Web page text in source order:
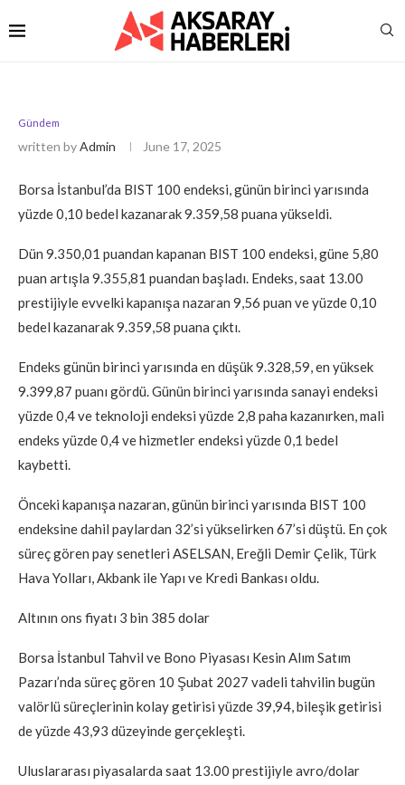
Gündem
written byAdmin June 17, 2025
Borsa İstanbul’da BIST 100 endeksi, günün birinci yarısında
yüzde 0,10 bedel kazanarak 9.359,58 puana yükseldi.
Dün 9.350,01 puandan kapanan BIST 100 endeksi, güne 5,80
puan artışla 9.355,81 puandan başladı. Endeks, saat 13.00
prestijiyle evvelki kapanışa nazaran 9,56 puan ve yüzde 0,10
bedel kazanarak 9.359,58 puana çıktı.
Endeks günün birinci yarısında en düşük 9.328,59, en yüksek
9.399,87 puanı gördü. Günün birinci yarısında sanayi endeksi
yüzde 0,4 ve teknoloji endeksi yüzde 2,8 paha kazanırken, mali
endeks yüzde 0,4 ve hizmetler endeksi yüzde 0,1 bedel
kaybetti.
Önceki kapanışa nazaran, günün birinci yarısında BIST 100
endeksine dahil paylardan 32’si yükselirken 67’si düştü. En çok
süreç gören pay senetleri ASELSAN, Ereğli Demir Çelik, Türk
Hava Yolları, Akbank ile Yapı ve Kredi Bankası oldu.
Altının ons fiyatı 3 bin 385 dolar
Borsa İstanbul Tahvil ve Bono Piyasası Kesin Alım Satım
Pazarı’nda süreç gören 10 Şubat 2027 vadeli tahvilin bugün
valörlü süreçlerinin kolay getirisi yüzde 39,94, bileşik getirisi
de yüzde 43,93 düzeyinde gerçekleşti.
Uluslararası piyasalarda saat 13.00 prestijiyle avro/dolar